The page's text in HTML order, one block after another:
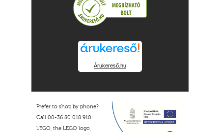
Árukereső.hu
Prefer to shop by phone?
Call 00-36 80 018 910.
LEGO, the LEGO logo,